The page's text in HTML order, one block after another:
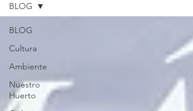
BLOG
Cultura
Ambiente
Nuestro
Huerto
BLOG